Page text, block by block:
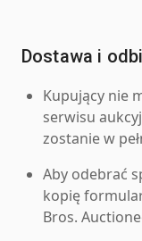
Dostawa i
Kupujący nie
serwisu
zostanie w
Aby odebrać
kopię
Bros.